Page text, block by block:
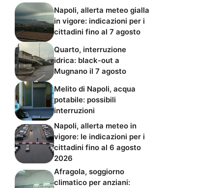
Napoli, allerta meteo gialla
in vigore: indicazioni per i
cittadini fino al 7 agosto
Quarto, interruzione
idrica: black-out a
Mugnano il 7 agosto
Melito di Napoli, acqua
potabile: possibili
interruzioni
Napoli, allerta meteo in
vigore: le indicazioni per i
cittadini fino al 6 agosto
2026
Afragola, soggiorno
climatico per anziani: